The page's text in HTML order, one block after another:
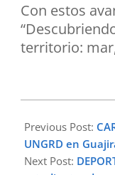
Con estos
territorio:
10-
05
Previous Post:
UNGRD en
Next Post: